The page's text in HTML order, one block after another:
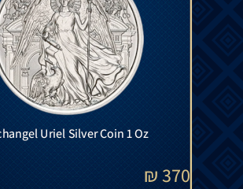
Uriel Silver Coin 1 Oz
370
₪